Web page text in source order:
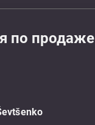
по продаже